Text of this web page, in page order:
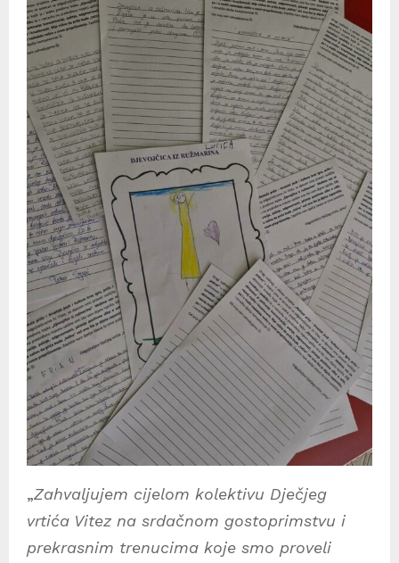
t
o
a
u
d
i
o
z
a
p
s
a
„Zahvaljujem cijelom kolektivu Dječjeg
vrtića Vitez na srdačnom gostoprimstvu i
prekrasnim trenucima koje smo proveli